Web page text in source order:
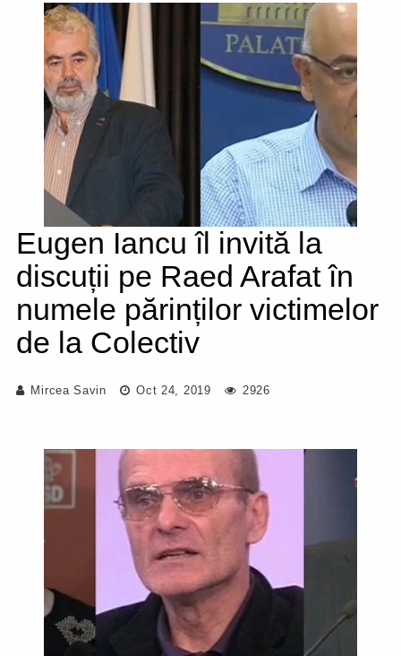
Eugen Iancu îl invită la
discuții pe Raed Arafat în
numele părinților victimelor
de la Colectiv
Mircea Savin Oct 24, 2019 2926